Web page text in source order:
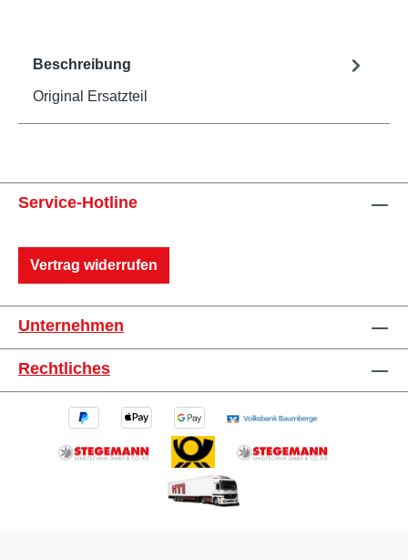
Beschreibung
Original Ersatzteil
Service-Hotline
Vertrag widerrufen
Unternehmen
Rechtliches